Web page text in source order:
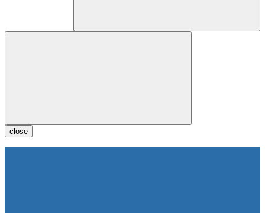
close